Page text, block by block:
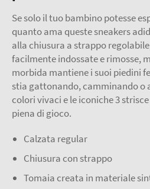
Se solo il tuo bambino potesse
quanto ama queste sneakers
alla chiusura a strappo
facilmente indossate e rimosse,
morbida mantiene i suoi piedini
stia gattonando, camminando o
colori vivaci e le iconiche 3
piena di gioco.
Calzata regular
Chiusura con strappo
Tomaia creata in materiale